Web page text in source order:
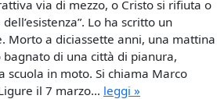
via di mezzo, o Cristo si rifiuta o
Lo ha scritto un
Morto a diciassette anni, una mattina
bagnato di una città di pianura,
scuola in moto. Si chiama Marco
il 7 marzo… leggi »